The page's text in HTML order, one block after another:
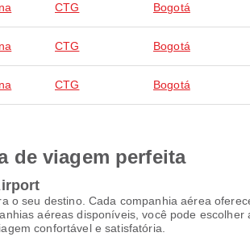
CTG Bogotá
CTG Bogotá
CTG Bogotá
de viagem perfeita
seu destino. Cada companhia aérea
aéreas disponíveis, você pode
confortável e satisfatória.